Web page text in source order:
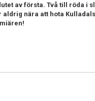
av första. Två till röda i
aldrig nära att hota